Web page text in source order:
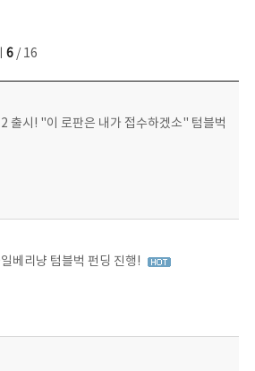
6/ 16
출시! "이 로판은 내가 접수하겠소" 텀블벅
베리냥 텀블벅 펀딩 진행!